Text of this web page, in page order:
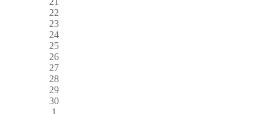
22
23
24
25
26
27
28
29
30
1